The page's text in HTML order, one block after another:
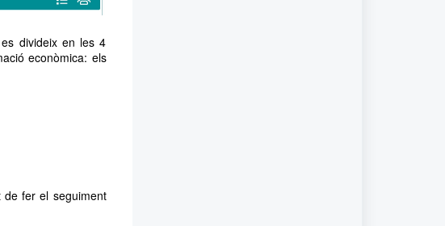
divideix en les 4
econòmica: els
de fer el seguiment